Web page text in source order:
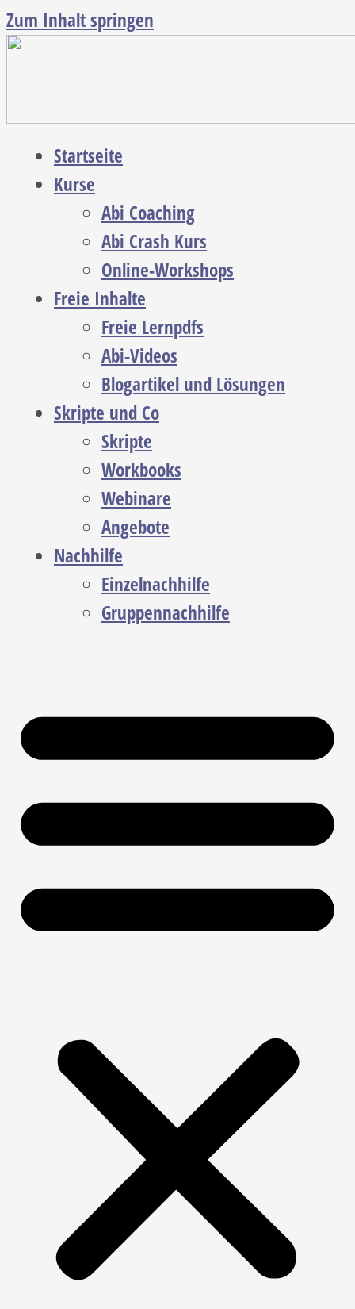
Zum Inhalt springen
Startseite
Kurse
Abi Coaching
Abi Crash Kurs
Online-Workshops
Freie Inhalte
Freie Lernpdfs
Abi-Videos
Blogartikel und Lösungen
Skripte und Co
Skripte
Workbooks
Webinare
Angebote
Nachhilfe
Einzelnachhilfe
Gruppennachhilfe